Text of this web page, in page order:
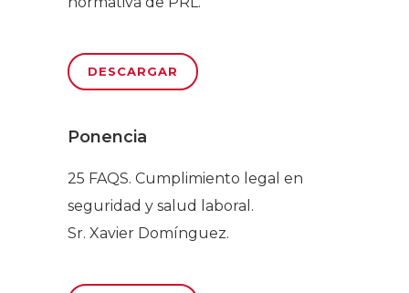
DESCARGAR
Ponencia
25 FAQS. Cumplimiento legal en
seguridad y salud laboral.
Sr. Xavier Domínguez.